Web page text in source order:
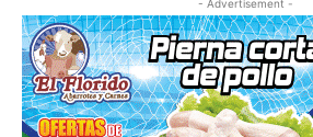
- Advertisement -